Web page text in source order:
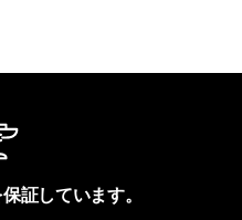
証しています。